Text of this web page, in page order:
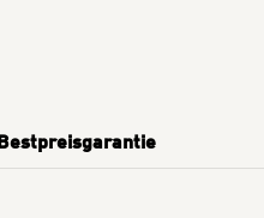
Bestpreisgarantie